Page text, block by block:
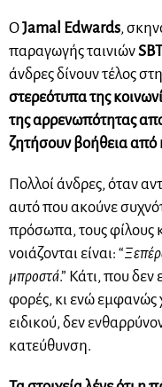
ΟJamal Edwards,
παραγωγής ταινιών
άνδρες δίνουν τέλος
στερεότυπα της
της αρρενωπότητας
ζητήσουν βοήθεια από
Πολλοί άνδρες, όταν
αυτό που ακούνε
πρόσωπα, τους φίλους
νοιάζονται είναι: “
μπροστά.” Κάτι, που δεν
φορές, κι ενώ εμφανώς
ειδικού, δεν
κατεύθυνση.